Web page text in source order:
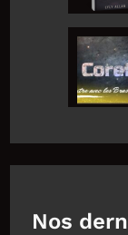
Nos